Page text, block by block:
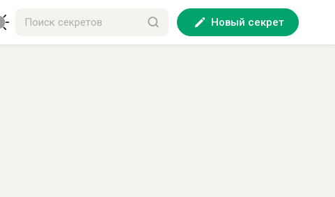
Новый секрет